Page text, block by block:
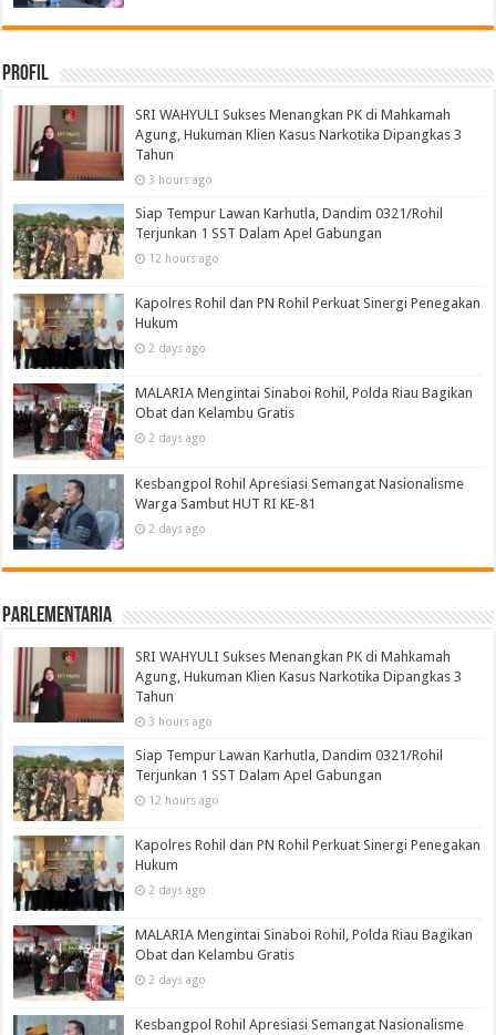
Profil
SRI WAHYULI Sukses Menangkan PK di Mahkamah
Agung, Hukuman Klien Kasus Narkotika Dipangkas 3
Tahun
3 hours ago
Siap Tempur Lawan Karhutla, Dandim 0321/Rohil
Terjunkan 1 SST Dalam Apel Gabungan
12 hours ago
Kapolres Rohil dan PN Rohil Perkuat Sinergi Penegakan
Hukum
2 days ago
MALARIA Mengintai Sinaboi Rohil, Polda Riau Bagikan
Obat dan Kelambu Gratis
2 days ago
Kesbangpol Rohil Apresiasi Semangat Nasionalisme
Warga Sambut HUT RI KE-81
2 days ago
Parlementaria
SRI WAHYULI Sukses Menangkan PK di Mahkamah
Agung, Hukuman Klien Kasus Narkotika Dipangkas 3
Tahun
3 hours ago
Siap Tempur Lawan Karhutla, Dandim 0321/Rohil
Terjunkan 1 SST Dalam Apel Gabungan
12 hours ago
Kapolres Rohil dan PN Rohil Perkuat Sinergi Penegakan
Hukum
2 days ago
MALARIA Mengintai Sinaboi Rohil, Polda Riau Bagikan
Obat dan Kelambu Gratis
2 days ago
Kesbangpol Rohil Apresiasi Semangat Nasionalisme